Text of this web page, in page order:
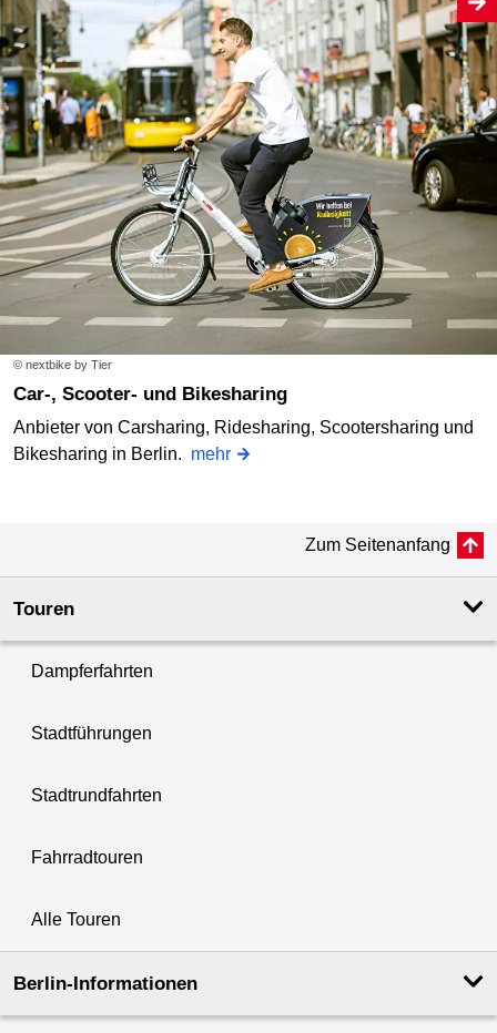
© nextbike by Tier
Car-, Scooter- und Bikesharing
Anbieter von Carsharing, Ridesharing, Scootersharing und
Bikesharing in Berlin. mehr
Zum Seitenanfang
Touren
Dampferfahrten
Stadtführungen
Stadtrundfahrten
Fahrradtouren
Alle Touren
Berlin-Informationen